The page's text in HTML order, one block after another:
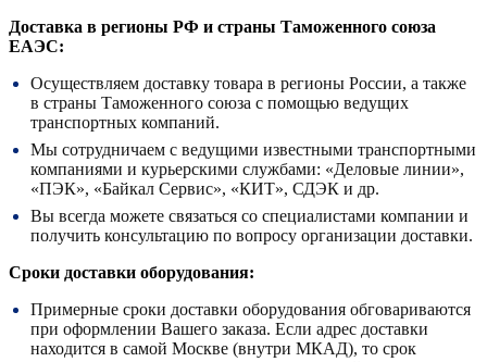
Доставка в регионы РФ и страны Таможенного союза
ЕАЭС:
Осуществляем доставку товара в регионы России, а также
в страны Таможенного союза с помощью ведущих
транспортных компаний.
Мы сотрудничаем с ведущими известными транспортными
компаниями и курьерскими службами: «Деловые линии»,
«ПЭК», «Байкал Сервис», «КИТ», СДЭК и др.
Вы всегда можете связаться со специалистами компании и
получить консультацию по вопросу организации доставки.
Сроки доставки оборудования:
Примерные сроки доставки оборудования обговариваются
при оформлении Вашего заказа. Если адрес доставки
находится в самой Москве (внутри МКАД), то срок